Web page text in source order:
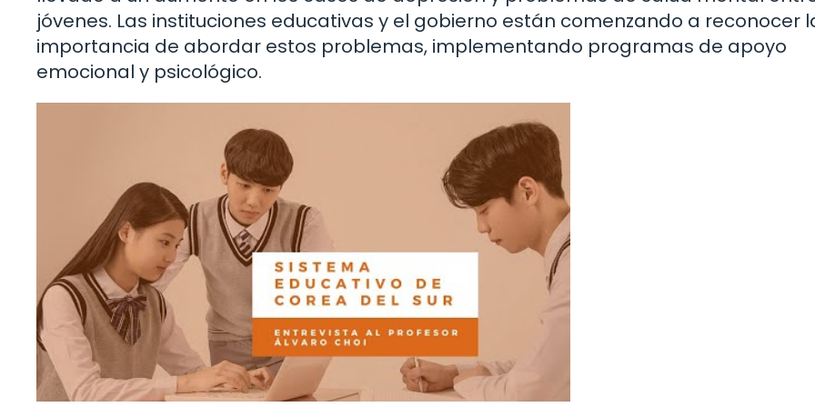
jóvenes. Las instituciones educativas y el gobierno están comenzando a reconocer
importancia de abordar estos problemas, implementando programas de apoyo
emocional y psicológico.